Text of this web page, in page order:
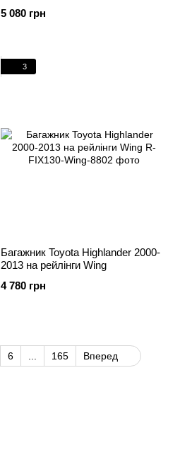
5 080 грн
3
Багажник Toyota Highlander 2000-
2013 на рейлінги Wing
4 780 грн
6 165 Вперед